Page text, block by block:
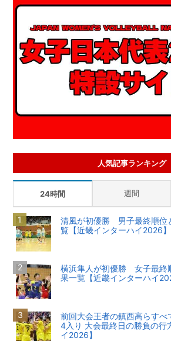
人気記事ランキング
24時間 週間
清風が初優勝 男子最終順位
覧【近畿インターハイ2026】
横浜隼人が初優勝 女子最終
果一覧【近畿インターハイ
前回大会王者の鎮西高らすべ
4入り 大会最終日の勝負の行
イ2026】